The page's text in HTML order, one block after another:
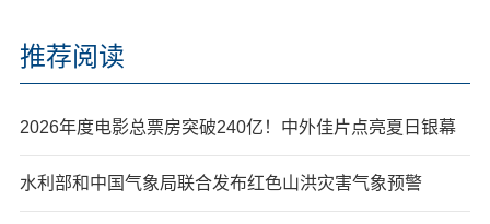
推荐阅读
2026年度电影总票房突破240亿！中外佳片点亮夏日银幕
水利部和中国气象局联合发布红色山洪灾害气象预警